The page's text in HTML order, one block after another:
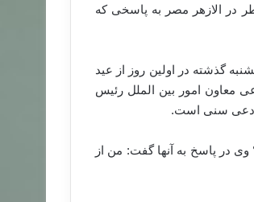
در الازهر مصر به پاسخی که
گذشته در اولین روز از عید
معاون امور بین الملل رئیس
سنی است.
در پاسخ به آنها گفت: من از